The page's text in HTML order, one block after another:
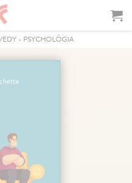
- PSYCHOLÓGIA